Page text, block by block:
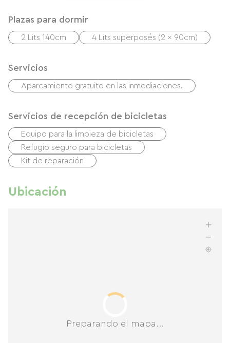
Plazas para dormir
2 Lits 140cm 4 Lits superposés (2 x 90cm)
Servicios
Aparcamiento gratuito en las inmediaciones.
Servicios de recepción de bicicletas
Equipo para la limpieza de bicicletas
Refugio seguro para bicicletas
Kit de reparación
Ubicación
Preparando el mapa...